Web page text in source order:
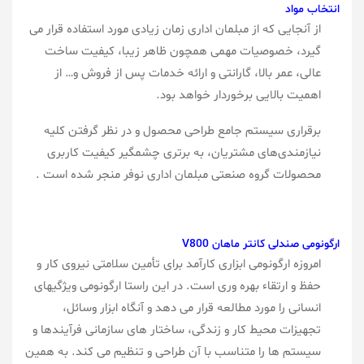
انتخاب مواد
از آنجایی که از مبلمان اداری زمان زیادی مورد استفاده قرار می
گیرد، خصوصیات مهمی همچون ظاهر زیبا، کیفیت ساخت
عالی، عمر بالا، گارانتی و ارائه خدمات پس از فروش و… از
اهمیت بالایی برخوردار خواهد بود.
برقراری سیستم جامع طراحی محصول و در نظر گرفتن کلیه
نیازمندی‌های مشتریان، به برتری چشمگیر کیفیت کاربری
محصولات گروه صنعتی مبلمان اداری نوفر منجر شده است .
ارگونومی صندلی کانتر ماهان V800
امروزه ارگونومی ابزاری کارآمد برای تأمین سلامتی نیروی کار و
حفظ و ارتقاء بهره وری است. در این راستا ارگونومی ویژگیهای
انسانی را مورد مطالعه قرار می دهد و آنگاه ابزار وسائل،
تجهیزات محیط کار و زندگی، ساختار های سازمانی فرآیندها و
سیستم ها را متناسب با آن طراحی و تنظیم می کند. به همین